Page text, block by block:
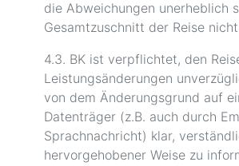
die Abweichungen unerheblich
Gesamtzuschnitt der Reise
4.3. BK ist verpflichtet, den
Leistungsänderungen
von dem Änderungsgrund auf
Datenträger (z.B. auch durch
Sprachnachricht) klar,
hervorgehobener Weise zu